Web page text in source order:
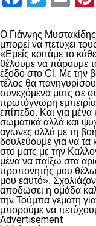
Ο Γιάννης
μπορεί να πετύχει
«Εμείς κοιτάμε το
θέλουμε να πάρουμε
έξοδο στο Cl. Με την
τέλος θα
συνεχόμενα ματς σε
πρωτόγνωρη
επίπεδο. Και για μένα
σωματικά αλλά και
αγώνες αλλά με τη
δουλεύουμε για να τα
στο ματς με την
μένα να παίξω στα
προπονητής μου θέλω
μου εαυτό».
αποδώσει η ομάδα
την Τούμπα γεμάτη
μπορούμε να
Advertisement